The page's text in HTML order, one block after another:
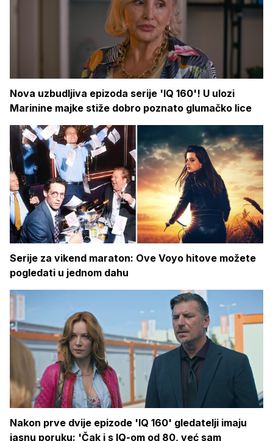
Nova uzbudljiva epizoda serije 'IQ 160'! U ulozi
Marinine majke stiže dobro poznato glumačko lice
Serije za vikend maraton: Ove Voyo hitove možete
pogledati u jednom dahu
Nakon prve dvije epizode 'IQ 160' gledatelji imaju
jasnu poruku: 'Čak i s IQ-om od 80, već sam